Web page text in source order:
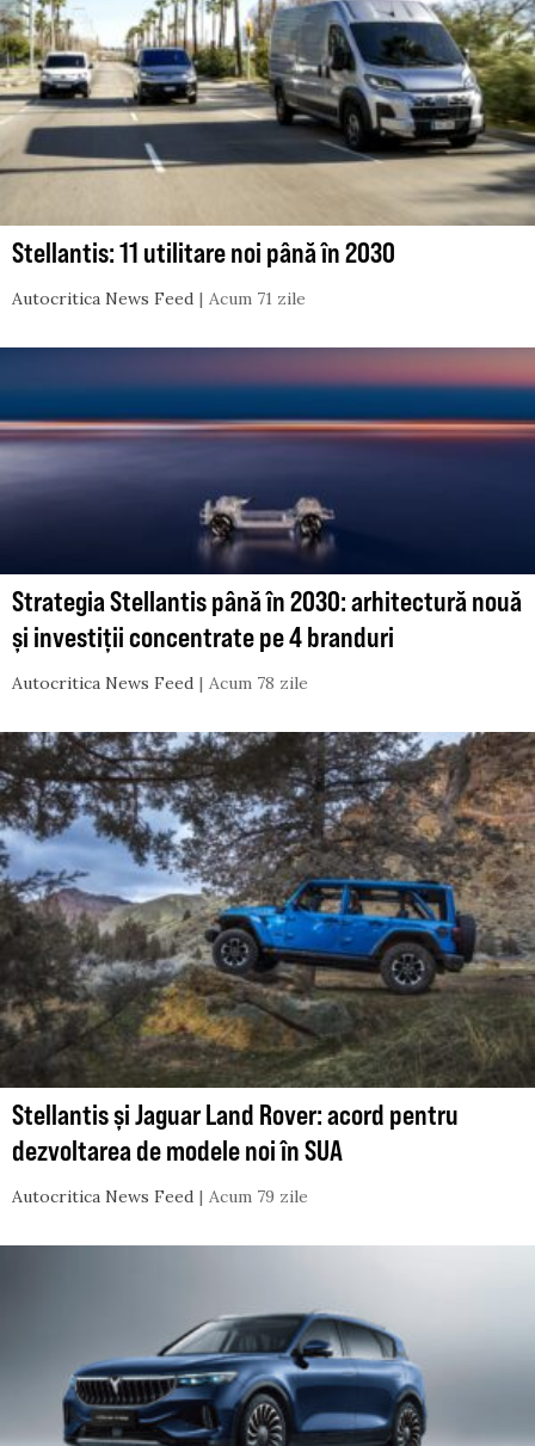
Stellantis: 11 utilitare noi până în 2030
Autocritica News Feed Acum 71 zile
Strategia Stellantis până în 2030: arhitectură nouă
și investiții concentrate pe 4 branduri
Autocritica News Feed Acum 78 zile
Stellantis și Jaguar Land Rover: acord pentru
dezvoltarea de modele noi în SUA
Autocritica News Feed Acum 79 zile